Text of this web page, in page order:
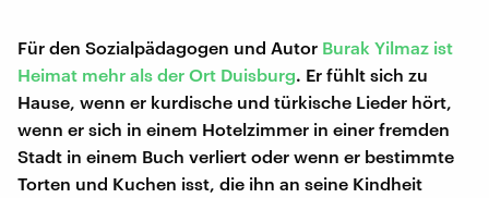
Für den Sozialpädagogen und Autor Burak Yilmaz ist
Heimat mehr als der Ort Duisburg. Er fühlt sich zu
Hause, wenn er kurdische und türkische Lieder hört,
wenn er sich in einem Hotelzimmer in einer fremden
Stadt in einem Buch verliert oder wenn er bestimmte
Torten und Kuchen isst, die ihn an seine Kindheit